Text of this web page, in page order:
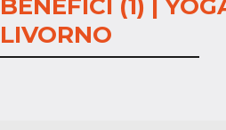
BENEFICI (1) |
LIVORNO